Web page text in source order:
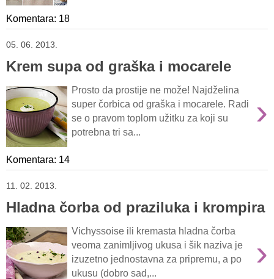
Komentara: 18
05. 06. 2013.
Krem supa od graška i mocarele
›
Prosto da prostije ne može! Najdželina
super čorbica od graška i mocarele. Radi
se o pravom toplom užitku za koji su
potrebna tri sa...
Komentara: 14
11. 02. 2013.
Hladna čorba od praziluka i krompira
›
Vichyssoise ili kremasta hladna čorba
veoma zanimljivog ukusa i šik naziva je
izuzetno jednostavna za pripremu, a po
ukusu (dobro sad,...